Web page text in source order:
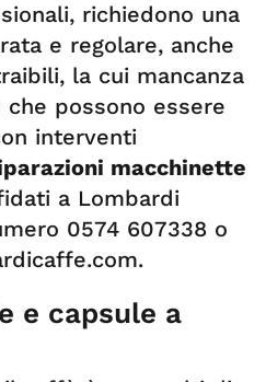
richiedono una
e regolare, anche
la cui mancanza
possono essere
interventi
macchinette
a Lombardi
0574 607338 o
.
e capsule a